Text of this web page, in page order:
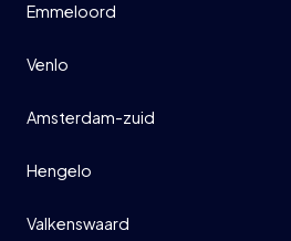
Emmeloord
Venlo
Amsterdam-zuid
Hengelo
Valkenswaard